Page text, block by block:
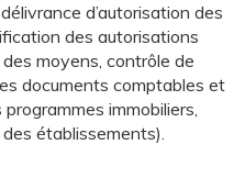
d’autorisation des
des autorisations
moyens, contrôle de
documents comptables et
immobiliers,
établissements).